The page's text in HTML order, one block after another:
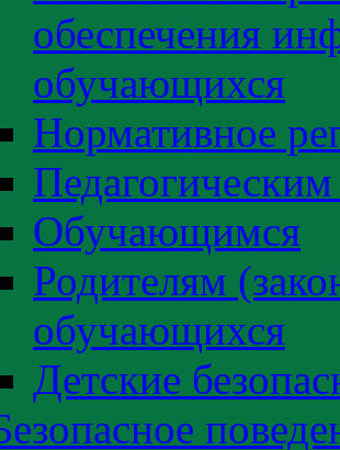
обеспечения
обучающихся
Нормативное
Обучающимся
Родителям
обучающихся
Детские